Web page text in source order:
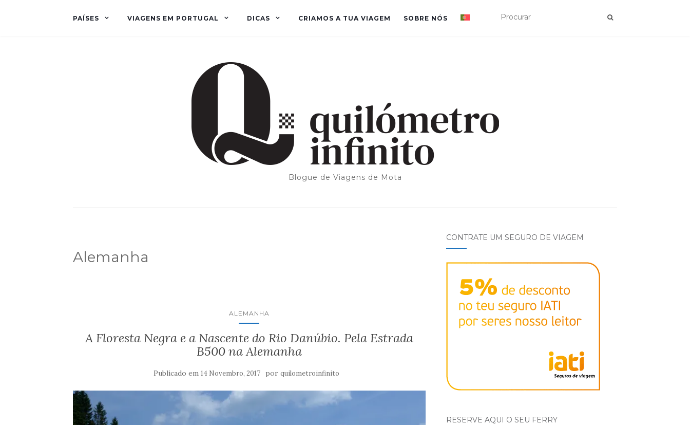
PAÍSES VIAGENS EM PORTUGAL DICAS CRIAMOS A TUA VIAGEM SOBRE NÓS
Blogue de Viagens de Mota
Alemanha
ALEMANHA
A Floresta Negra e a Nascente do Rio Danúbio. Pela Estrada
B500 na Alemanha
Publicado em14 Novembro, 2017 porquilometroinfinito
CONTRATE UM SEGURO DE VIAGEM
RESERVE AQUI O SEU FERRY